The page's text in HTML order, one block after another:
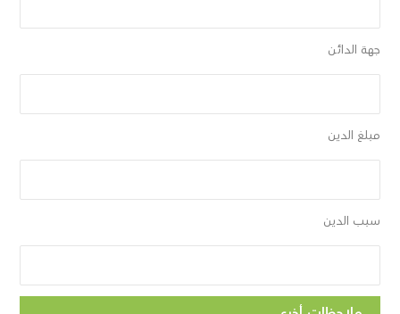
جهة الدائن
مبلغ الدين
سبب الدين